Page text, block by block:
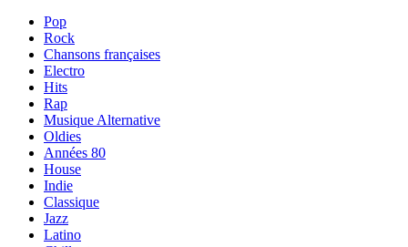
Pop
Rock
Chansons françaises
Electro
Hits
Rap
Musique Alternative
Oldies
Années 80
House
Indie
Classique
Jazz
Latino